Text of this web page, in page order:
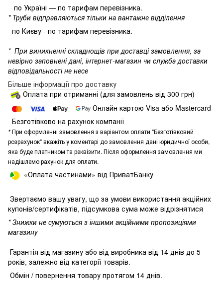
по Україні — по тарифам перевізника.
* Труби відправляються тільки на вантажне відділення
по Києву - по тарифам перевізника.
*При виникненні складнощів при доставці замовлення, за
невірно заповнені дані, інтернет-магазин чи служба доставки
відповідальності не несе
Більше інформації про доставку
Оплата при отриманні (для замовлень від 300 грн)
Онлайн картою Visa або Mastercard
Безготівково на рахунок компанії
*При оформленні замовлення з варіантом оплати "Безготівковий
розрахунок" вкажіть у коментарі до замовлення дані юридичної особи,
яка буде платником та реквізити. Після оформлення замовлення ми
надішлемо рахунок для оплати.
«Оплата частинами» від ПриватБанку
Звертаємо вашу увагу, що за умови використання акційних
купонів/сертифікатів, підсумкова сума може відрізнятися
* Знижки не сумуються з іншими акційними пропозиціями
магазину
Гарантія від магазину або від виробника від 14 днів до 5
років, залежно від категорії товарів.
Обмін / повернення товару протягом 14 днів.